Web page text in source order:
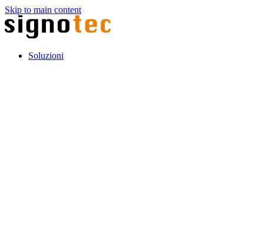
Skip to main content
Soluzioni